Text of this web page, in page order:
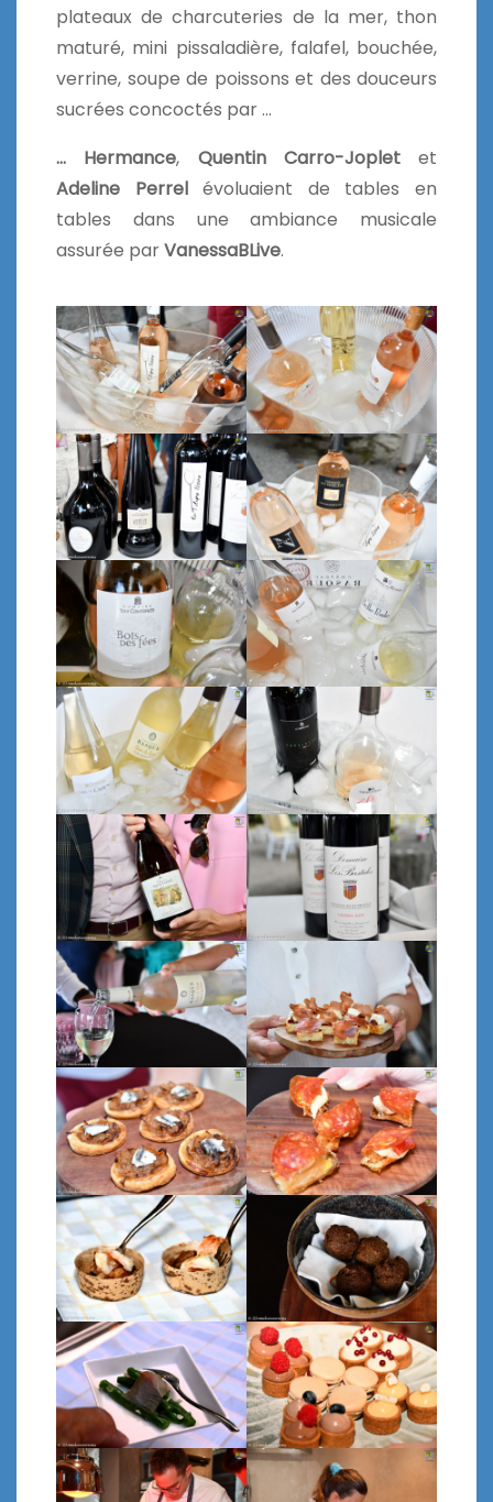
plateaux de charcuteries de la mer, thon
maturé, mini pissaladière, falafel, bouchée,
verrine, soupe de poissons et des douceurs
sucrées concoctés par …
… Hermance, Quentin Carro-Jopletet
Adeline Perrelévoluaient de tables en
tables dans une ambiance musicale
assurée parVanessaBLive.